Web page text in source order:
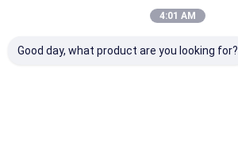
4:01 AM
Good day, what product are you looking for?